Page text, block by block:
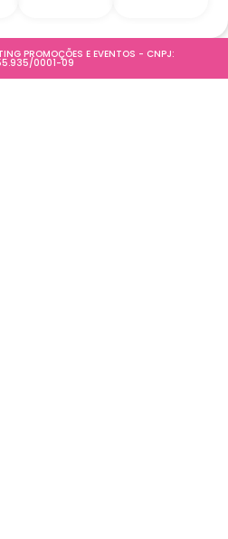
PROMOÇÕES E EVENTOS - CNPJ:
0001-09